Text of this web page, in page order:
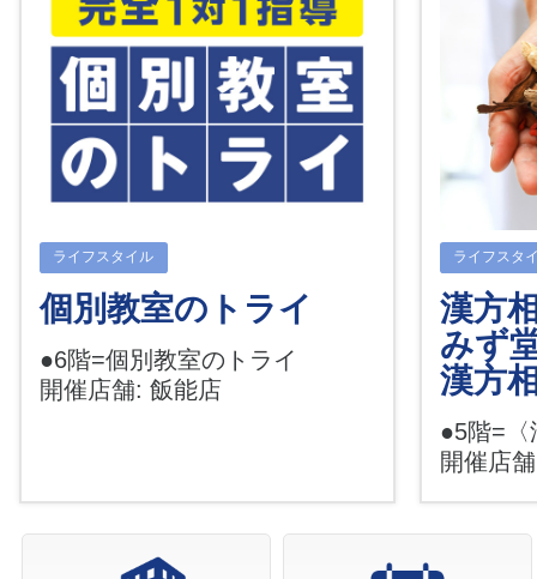
ライフスタイル
個別教室のトライ
●6階=個別教室のトライ
開催店舗: 飯能店
ライフスタ
漢方
みず
漢方
●5階=
開催店